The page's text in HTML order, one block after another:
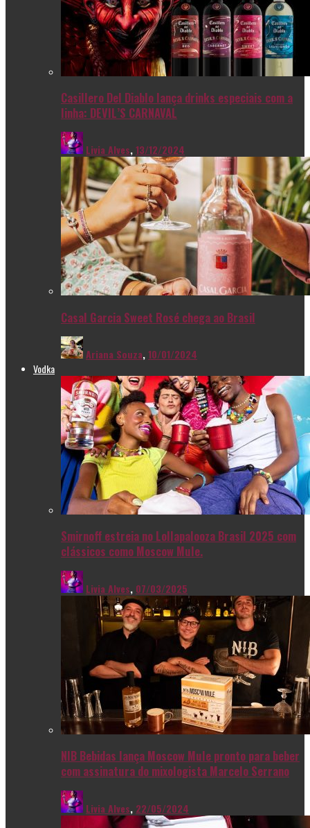
Casillero Del Diablo lança drinks especiais com a
linha: DEVIL’S CARNAVAL
Livia Alves,13/12/2024
Casal Garcia Sweet Rosé chega ao Brasil
Ariana Souza,10/01/2024
Vodka
Smirnoff estreia no Lollapalooza Brasil 2025 com
clássicos como Moscow Mule.
Livia Alves, 07/03/2025
NIB Bebidas lança Moscow Mule pronto para beber
com assinatura do mixologista Marcelo Serrano
Livia Alves, 22/05/2024